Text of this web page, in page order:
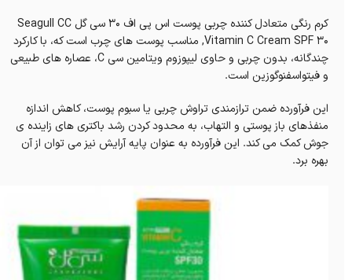
کرم رنگی متعادل کننده چربی پوست اس پی اف ۳۰ سی گل Seagull CC
Vitamin C Cream SPF 30, مناسب پوست های چرب است که، با کارکرد
چندگانه، بدون چربی و حاوی لیپوزوم ویتامین سی C، عصاره های طبیعی
و فیتواسفنوگوزین است.
این فرآورده ضمن ترازمندی تراوش چربی یا سبوم پوست، کاهش اندازه
منفذهای باز پوستی و التهاب، به محدود کردن رشد باکتری‌ های زاینده ی
جوش کمک می‌ کند. این فرآورده به عنوان پایه آرایش نیز می توان از آن
بهره برد.